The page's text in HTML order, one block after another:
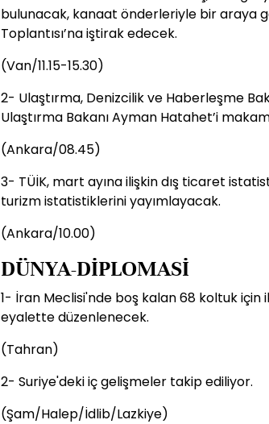
bulunacak, kanaat önderleriyle bir araya
Toplantısı’na iştirak edecek.
(Van/11.15-15.30)
2- Ulaştırma, Denizcilik ve Haberleşme
Ulaştırma Bakanı Ayman Hatahet’i
(Ankara/08.45)
3- TÜİK, mart ayına ilişkin dış ticaret
turizm istatistiklerini yayımlayacak.
(Ankara/10.00)
DÜNYA-DİPLOMASİ
1- İran Meclisi'nde boş kalan 68 koltuk için
eyalette düzenlenecek.
(Tahran)
2- Suriye'deki iç gelişmeler takip ediliyor.
(Şam/Halep/İdlib/Lazkiye)